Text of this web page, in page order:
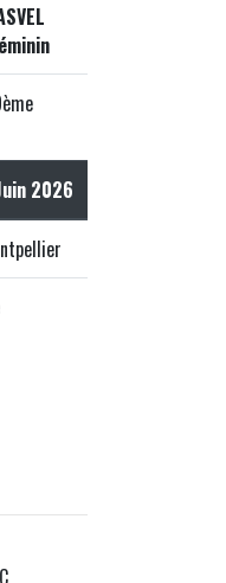
2026